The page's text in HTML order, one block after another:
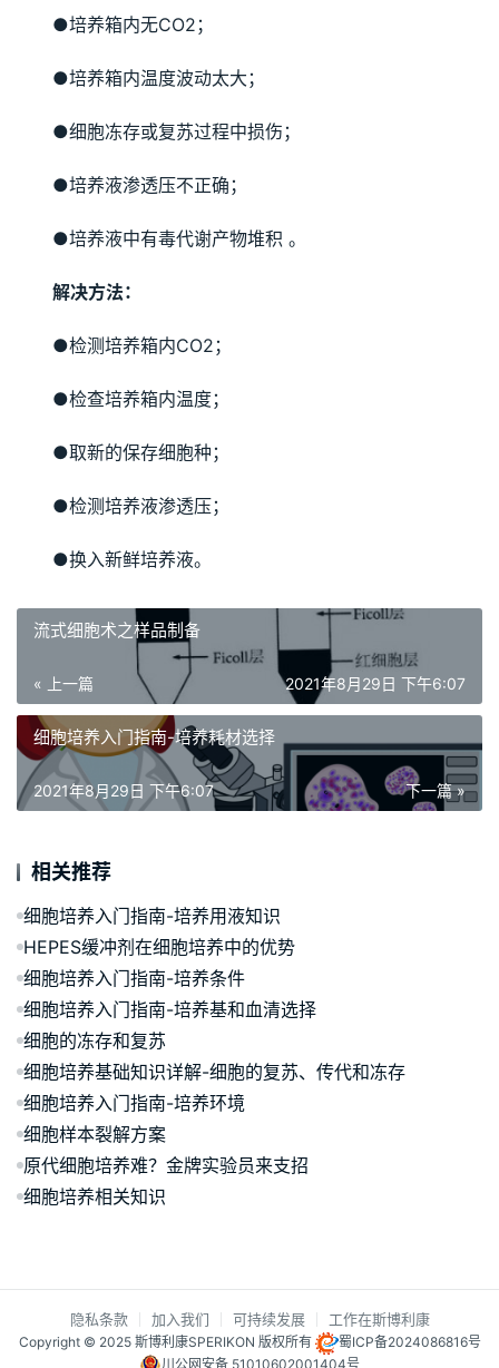
●培养箱内无CO2；
●培养箱内温度波动太大；
●细胞冻存或复苏过程中损伤；
●培养液渗透压不正确；
●培养液中有毒代谢产物堆积 。
解决方法：
●检测培养箱内CO2；
●检查培养箱内温度；
●取新的保存细胞种；
●检测培养液渗透压；
●换入新鲜培养液。
流式细胞术之样品制备
« 上一篇 2021年8月29日 下午6:07
细胞培养入门指南-培养耗材选择
下一篇 »
2021年8月29日 下午6:07
相关推荐
细胞培养入门指南-培养用液知识
HEPES缓冲剂在细胞培养中的优势
细胞培养入门指南-培养条件
细胞培养入门指南-培养基和血清选择
细胞的冻存和复苏
细胞培养基础知识详解-细胞的复苏、传代和冻存
细胞培养入门指南-培养环境
细胞样本裂解方案
原代细胞培养难？金牌实验员来支招
细胞培养相关知识
隐私条款 加入我们 可持续发展 工作在斯博利康
Copyright © 2025 斯博利康SPERIKON 版权所有
蜀ICP备2024086816号
川公网安备 51010602001404号